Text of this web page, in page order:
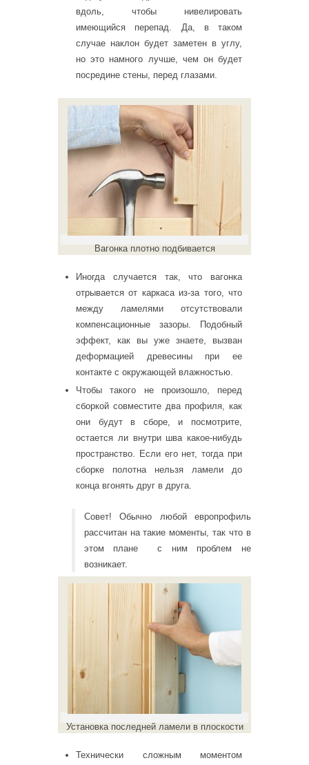
вдоль, чтобы нивелировать
имеющийся перепад. Да, в таком
случае наклон будет заметен в углу,
но это намного лучше, чем он будет
посредине стены, перед глазами.
Вагонка плотно подбивается
Иногда случается так, что вагонка
отрывается от каркаса из-за того, что
между ламелями отсутствовали
компенсационные зазоры. Подобный
эффект, как вы уже знаете, вызван
деформацией древесины при ее
контакте с окружающей влажностью.
Чтобы такого не произошло, перед
сборкой совместите два профиля, как
они будут в сборе, и посмотрите,
остается ли внутри шва какое-нибудь
пространство. Если его нет, тогда при
сборке полотна нельзя ламели до
конца вгонять друг в друга.
Совет! Обычно любой европрофиль
рассчитан на такие моменты, так что в
этом плане с ним проблем не
возникает.
Установка последней ламели в плоскости
Технически сложным моментом